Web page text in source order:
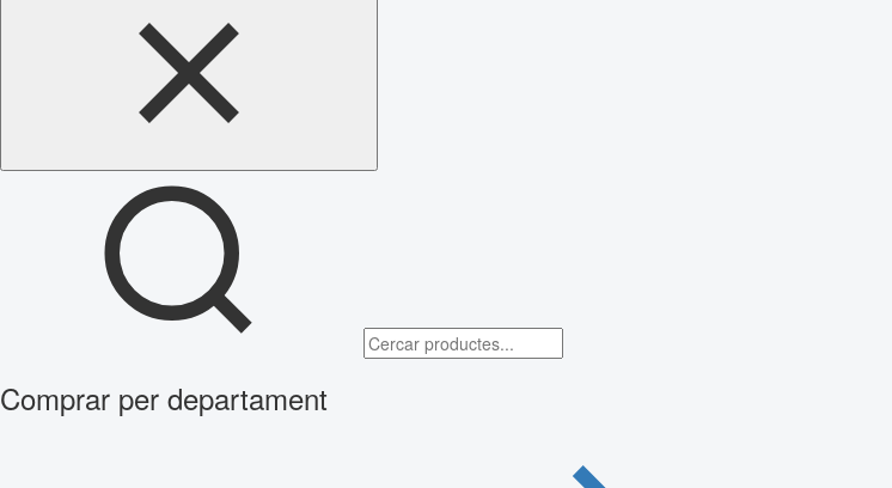
Comprar per departament